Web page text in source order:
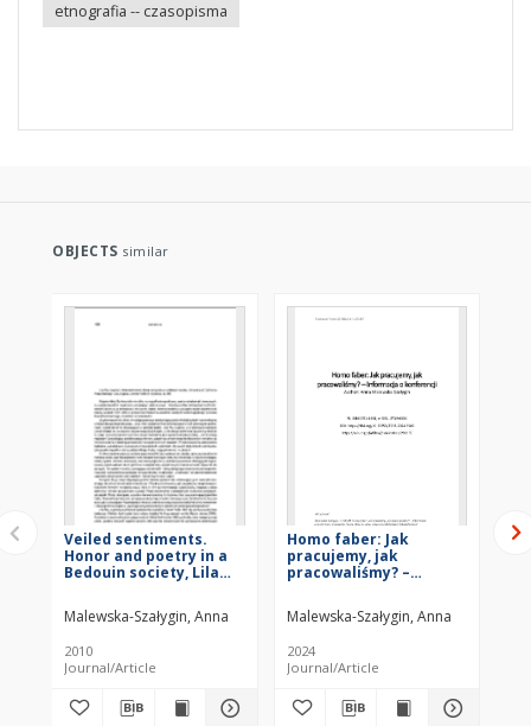
etnografia -- czasopisma
OBJECTS similar
Veiled sentiments.
Honor and poetry in a
Bedouin society, Lila
Los Angeles-London
1999 (II wydanie) :
Malewska-Szałygin, Anna
2010
Journal/Article
Homo faber: Jak
pracujemy, jak
pracowaliśmy? –
konferencji
Malewska-Szałygin, Anna
2024
Journal/Article